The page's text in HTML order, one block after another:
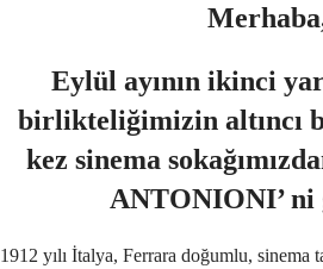
Eylül ayının ikinci
birlikteliğimizin altıncı
kez sinema
ANTONIONI’ ni
1912 yılı İtalya, Ferrara doğumlu, sinema